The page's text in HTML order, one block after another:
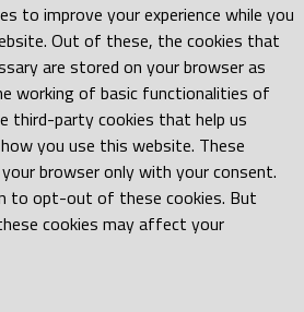
to improve your experience while you
Out of these, the cookies that
are stored on your browser as
working of basic functionalities of
third-party cookies that help us
you use this website. These
browser only with your consent.
to opt-out of these cookies. But
cookies may affect your